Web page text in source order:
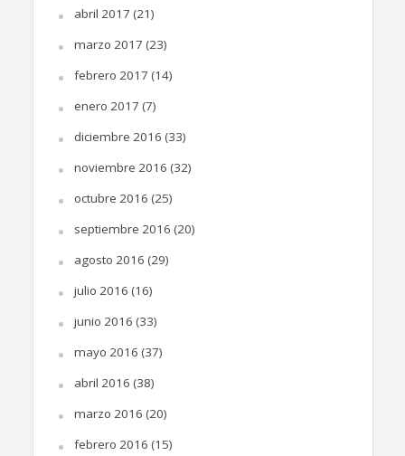
abril 2017 (21)
marzo 2017 (23)
febrero 2017 (14)
enero 2017 (7)
diciembre 2016 (33)
noviembre 2016 (32)
octubre 2016 (25)
septiembre 2016 (20)
agosto 2016 (29)
julio 2016 (16)
junio 2016 (33)
mayo 2016 (37)
abril 2016 (38)
marzo 2016 (20)
febrero 2016 (15)